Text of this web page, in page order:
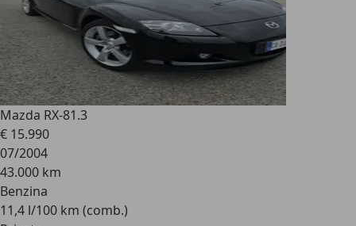
Mazda RX-81.3
€ 15.990
07/2004
43.000 km
Benzina
11,4 l/100 km (comb.)